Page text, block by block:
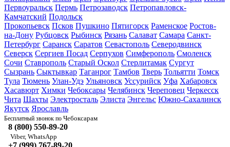
Первоуральск Пермь Петрозаводск Петропавловск-
Камчатский Подольск
Прокопьевск Псков Пушкино Пятигорск Раменское Ростов-
на-Дону Рубцовск Рыбинск Рязань Салават Самара Санкт-
Петербург Саранск Саратов Севастополь Северодвинск
Северск Сергиев Посад Серпухов Симферополь Смоленск
Сочи Ставрополь Старый Оскол Стерлитамак Сургут
Сызрань Сыктывкар Таганрог Тамбов Тверь Тольятти Томск
Тула Тюмень Улан-Удэ Ульяновск Уссурийск Уфа Хабаровск
Хасавюрт Химки Чебоксары Челябинск Череповец Черкесск
Чита Шахты Электросталь Элиста Энгельс Южно-Сахалинск
Якутск Ярославль
Бесплатный звонок по Чебоксарам
8 (800) 550-89-20
Viber, WhatsApp
+7 (999) 767-89-20